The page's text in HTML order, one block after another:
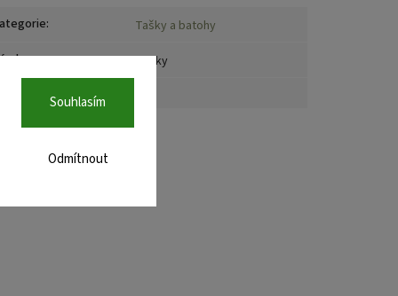
Odmítnout
Souhlasím
:
Tašky a batohy
:
2 roky
Položka byla vyprodána…